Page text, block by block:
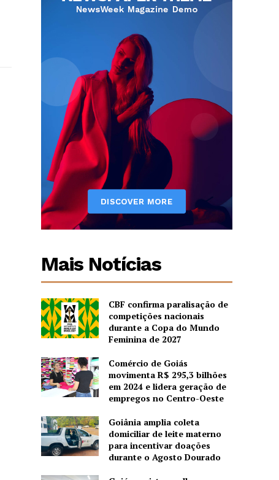
Mais Notícias
CBF confirma paralisação de
competições nacionais
durante a Copa do Mundo
Feminina de 2027
Comércio de Goiás
movimenta R$ 295,3 bilhões
em 2024 e lidera geração de
empregos no Centro-Oeste
Goiânia amplia coleta
domiciliar de leite materno
para incentivar doações
durante o Agosto Dourado